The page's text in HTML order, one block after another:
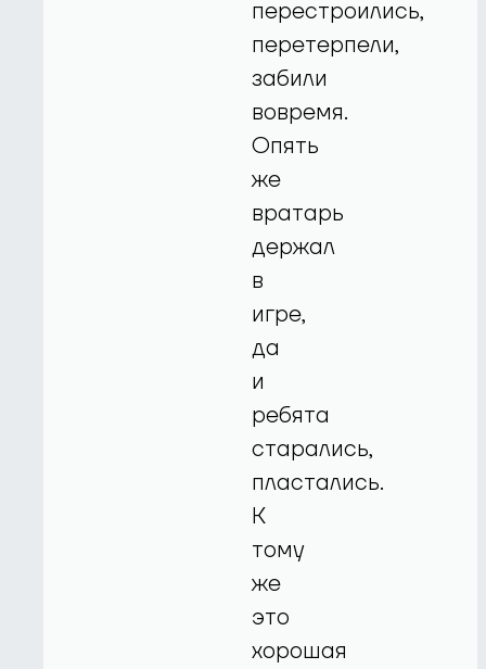
перестроились,
перетерпели,
забили
вовремя.
Опять
же
вратарь
держал
в
игре,
да
и
ребята
старались,
пластались.
К
тому
же
это
хорошая